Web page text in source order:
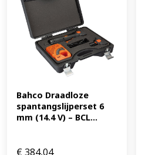
Bahco Draadloze
spantangslijperset 6
mm (14.4 V) – BCL...
€384,04